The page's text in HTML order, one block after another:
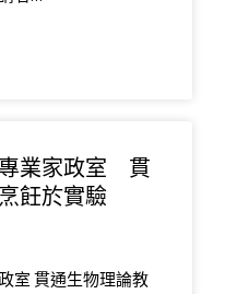
業家政室 貫
飪於實驗
室 貫通生物理論教